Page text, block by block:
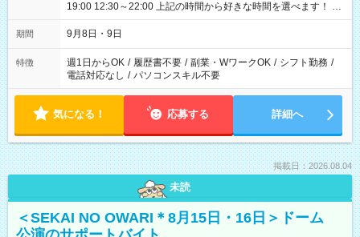
19:00 12:30～22:00 上記の時間から好きな時間を選べます！ ※
時間は変更となる可能性があります
期間 9月8日・9日
特徴 週1日からOK / 履歴書不要 / 副業・WワークOK / シフト勤務 /
電話対応なし / パソコンスキル不要
気になる！ 応募する 詳細へ
掲載日：2026.08.04
未読
＜SEKAI NO OWARI＊8月15日・16日＞ドーム